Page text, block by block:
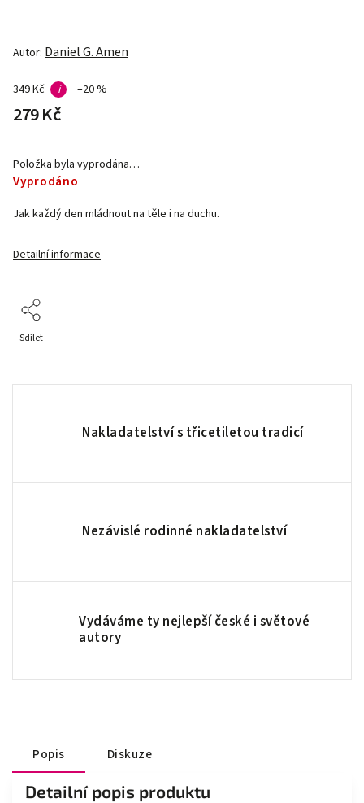
Autor: Daniel G. Amen
349 Kč i –20 %
279 Kč
Vyprodáno
Položka byla vyprodána…
Jak každý den mládnout na těle i na duchu.
Detailní informace
Sdílet
Nakladatelství s třicetiletou tradicí
Nezávislé rodinné nakladatelství
Vydáváme ty nejlepší české i světové
autory
Popis Diskuze
Detailní popis produktu